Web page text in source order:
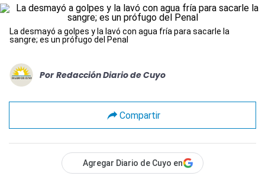
La desmayó a golpes y la lavó con agua fría para sacarle la
sangre; es un prófugo del Penal
Por Redacción Diario de Cuyo
Compartir
Agregar Diario de Cuyo en